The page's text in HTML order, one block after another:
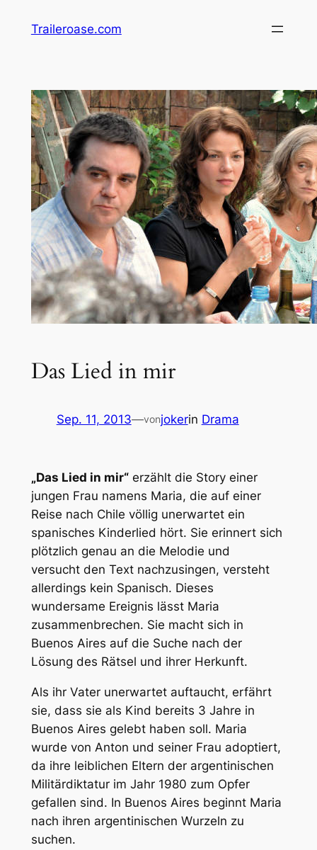
InhaltTraileroase.com
Das Lied in mir
Sep. 11, 2013—vonjokerin Drama
„Das Lied in mir“erzählt die Story einer
jungen Frau namens Maria, die auf einer
Reise nach Chile völlig unerwartet ein
spanisches Kinderlied hört. Sie erinnert sich
plötzlich genau an die Melodie und
versucht den Text nachzusingen, versteht
allerdings kein Spanisch. Dieses
wundersame Ereignis lässt Maria
zusammenbrechen. Sie macht sich in
Buenos Aires auf die Suche nach der
Lösung des Rätsel und ihrer Herkunft.
Als ihr Vater unerwartet auftaucht, erfährt
sie, dass sie als Kind bereits 3 Jahre in
Buenos Aires gelebt haben soll. Maria
wurde von Anton und seiner Frau adoptiert,
da ihre leiblichen Eltern der argentinischen
Militärdiktatur im Jahr 1980 zum Opfer
gefallen sind. In Buenos Aires beginnt Maria
nach ihren argentinischen Wurzeln zu
suchen.